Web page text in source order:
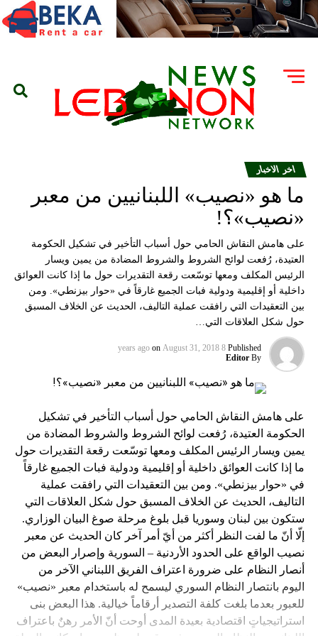
اخر الاخبار
ما هو «نصيب» اللبنانيين من معبر
«نصيب»؟!
على هامش النقاش الحامي حول أسباب التأخير في تشكيل الحكومة
العتيدة، رُفعت لوائح الشروط والشروط المضادة من يمين ويسار
الرئيس المكلف ومعها توسّعت رقعة التقديرات حول ما إذا كانت العوائق
داخلية أو إقليمية ودولية فبات الجميع غارقاً في «حوار بيزنطي». ومن
بين التعقيدات التي رافقت عملية التاليف، الحديث عن الخلاف المسبق
حول شكل العلاقات التي…
Published
8 years ago
on August 31, 2018
By
Editor
على هامش النقاش الحامي حول أسباب التأخير في تشكيل
الحكومة العتيدة، رُفعت لوائح الشروط والشروط المضادة من
يمين ويسار الرئيس المكلف ومعها توسّعت رقعة التقديرات حول
ما إذا كانت العوائق داخلية أو إقليمية ودولية فبات الجميع غارقاً
في «حوار بيزنطي». ومن بين التعقيدات التي رافقت عملية
التاليف، الحديث عن الخلاف المسبق حول شكل العلاقات التي
ستكون بين لبنان وسوريا قبل بلوغ مرحلة صوغ البيان الوزاري.
إلّا أنّ ما لفت النظر أكثر من أيّ أمر آخر كان الحديث عن معبر
نصيب الواقع على الحدود الأردنية – السورية وإصرار البعض من
أنصار النظام على ضرورة اعتراف الفريق اللبناني الآخر من
اليوم بانتصار النظام السوري ليسمح له باستخدام معبر «نصيب»
للعبور بعدما بلغت كلفة التصدير أرقاماً خيالية. هذا البعض بنى
استراتيجياتٍ اقتصادية بعيدة المدى أوحت أنّ الأمر رهنٌ باعتراف